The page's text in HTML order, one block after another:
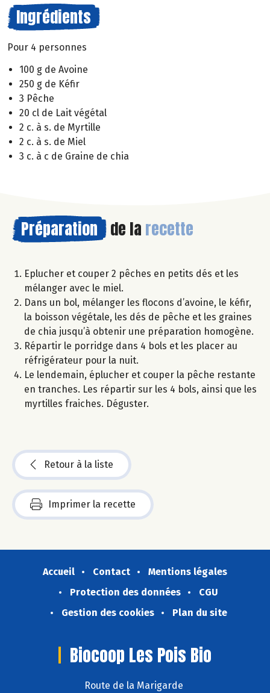
Ingrédients
Pour 4 personnes
100 g de Avoine
250 g de Kéfir
3 Pêche
20 cl de Lait végétal
2 c. à s. de Myrtille
2 c. à s. de Miel
3 c. à c de Graine de chia
Préparation de la recette
Eplucher et couper 2 pêches en petits dés et les
mélanger avec le miel.
Dans un bol, mélanger les flocons d’avoine, le kéfir,
la boisson végétale, les dés de pêche et les graines
de chia jusqu’à obtenir une préparation homogène.
Répartir le porridge dans 4 bols et les placer au
réfrigérateur pour la nuit.
Le lendemain, éplucher et couper la pêche restante
en tranches. Les répartir sur les 4 bols, ainsi que les
myrtilles fraiches. Déguster.
Retour à la liste
Imprimer la recette
Accueil Contact
Mentions légales
Protection des données
CGU
Gestion des cookies
Plan du site
Biocoop Les Pois Bio
Route de la Marigarde